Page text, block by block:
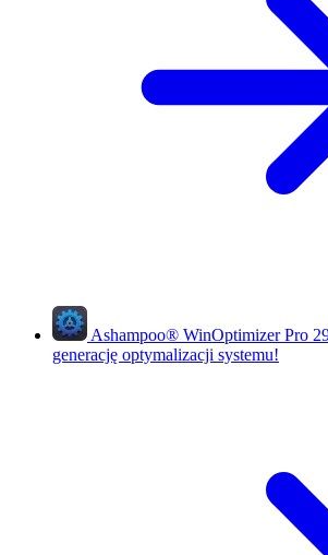
Ashampoo® WinOptimizer Pro
generację optymalizacji systemu!